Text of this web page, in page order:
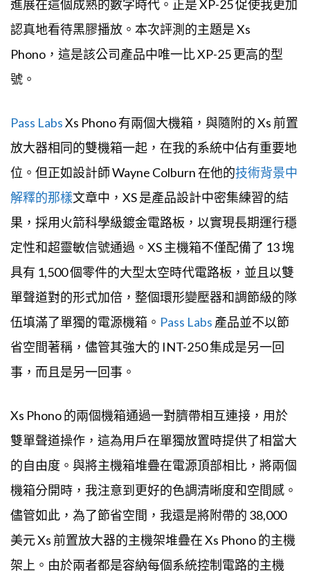
進展在這個成熟的數字時代。正是 XP-25 促使我更加
認真地看待黑膠播放。本次評測的主題是 Xs
Phono，這是該公司產品中唯一比 XP-25 更高的型
號。
Pass LabsXs Phono 有兩個大機箱，與隨附的 Xs 前置
放大器相同的雙機箱一起，在我的系統中佔有重要地
位。但正如設計師 Wayne Colburn 在他的技術背景中
解釋的那樣文章中，XS 是產品設計中密集練習的結
果，採用火箭科學級鍍金電路板，以實現長期運行穩
定性和超靈敏信號通過。XS 主機箱不僅配備了 13 塊
具有 1,500 個零件的大型太空時代電路板，並且以雙
單聲道對的形式加倍，整個環形變壓器和調節級的隊
伍填滿了單獨的電源機箱。 Pass Labs 產品並不以節
省空間著稱，儘管其強大的 INT-250 集成是另一回
事，而且是另一回事。
Xs Phono 的兩個機箱通過一對臍帶相互連接，用於
雙單聲道操作，這為用戶在單獨放置時提供了相當大
的自由度。與將主機箱堆疊在電源頂部相比，將兩個
機箱分開時，我注意到更好的色調清晰度和空間感。
儘管如此，為了節省空間，我還是將附帶的 38,000
美元 Xs 前置放大器的主機架堆疊在 Xs Phono 的主機
架上。由於兩者都是容納每個系統控制電路的主機